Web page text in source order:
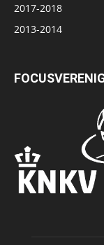
2017-2018
2013-2014